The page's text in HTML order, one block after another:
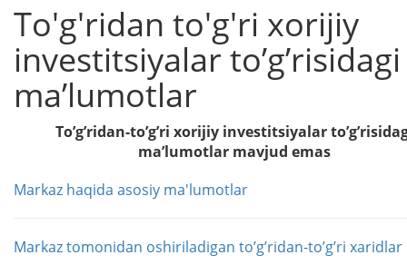
To'g'ridan to'g'ri xorijiy
investitsiyalar toʼgʼrisidagi
maʼlumotlar
Toʼgʼridan-toʼgʼri xorijiy investitsiyalar
maʼlumotlar mavjud emas
Markaz haqida asosiy ma'lumotlar
Markaz tomonidan oshiriladigan toʼgʼridan-toʼgʼri xaridlar